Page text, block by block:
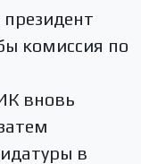
комиссия по
вновь
в